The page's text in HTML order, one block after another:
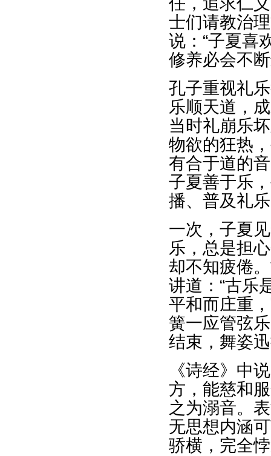
士们请教治
说：“子夏喜
修养必会不
孔子重视礼
乐顺天道，
当时礼崩乐
物欲的狂热
有合于道的
子夏善于乐
播、普及礼
一次，子夏
乐，总是担
却不知疲倦
讲道：“古乐
平和而庄重
簧一应管弦
结束，舞姿
《诗经》中
方，能慈和
之为溺音。
无思想内涵
骄横，完全